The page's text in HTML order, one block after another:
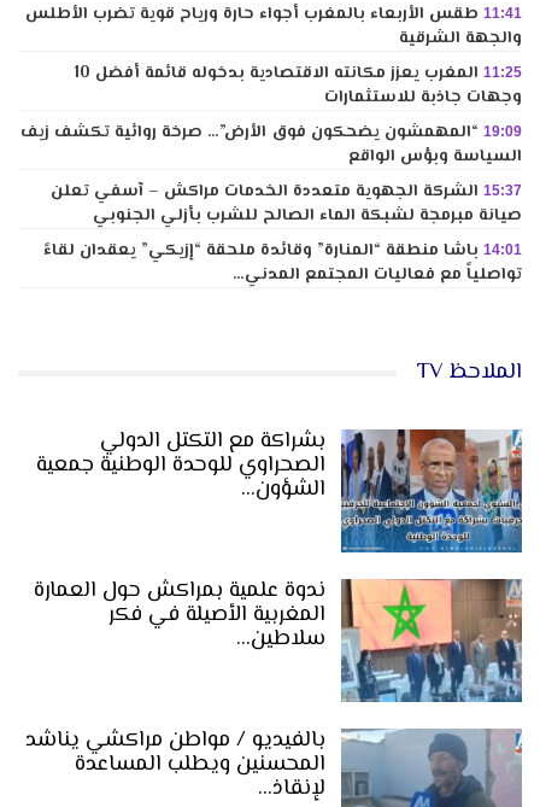
11:41 طقس الأربعاء بالمغرب أجواء حارة ورياح قوية تضرب الأطلس
والجهة الشرقية
11:25
المغرب يعزز مكانته الاقتصادية بدخوله قائمة أفضل 10
وجهات جاذبة للاستثمارات
19:09 “المهمشون يضحكون فوق الأرض”… صرخة روائية تكشف زيف
السياسة وبؤس الواقع
15:37 الشركة الجهوية متعددة الخدمات مراكش – آسفي تعلن
صيانة مبرمجة لشبكة الماء الصالح للشرب بأزلي الجنوبي
14:01 باشا منطقة “المنارة” وقائدة ملحقة “إزيكي” يعقدان لقاءً
تواصلياً مع فعاليات المجتمع المدني…
الملاحظ TV
بشراكة مع التكتل الدولي
الصحراوي للوحدة الوطنية جمعية
الشؤون…
ندوة علمية بمراكش حول العمارة
المغربية الأصيلة في فكر
سلاطين…
بالفيديو / مواطن مراكشي يناشد
المحسنين ويطلب المساعدة
لإنقاذ…